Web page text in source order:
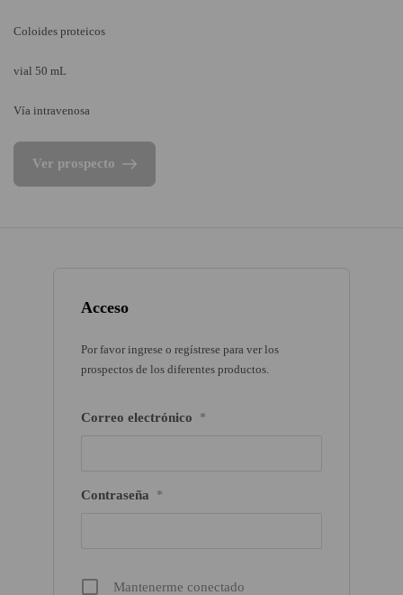
Acceso
Por favor ingrese o regístrese para ver los
prospectos de los diferentes productos.
Correo electrónico *
Contraseña *
Mantenerme conectado
Coloides proteicos
vial 50 mL
Vía intravenosa
Ver prospecto